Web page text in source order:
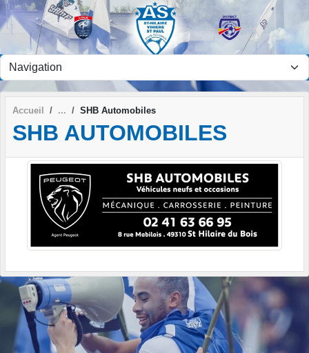
Accueil SHB Automobiles
SHB AUTOMOBILES
Panneau de gestion des cookies